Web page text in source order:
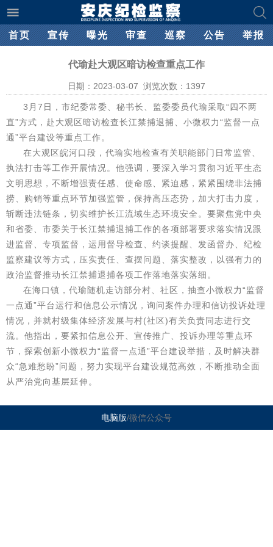
首页 宣传 曝光 审查 巡察 公告 举报
代瑜赴大观区暗访检查重点工作
日期：2023-03-07 浏览次数： 1397
3月7日，市纪委常委、秘书长、监委委员代瑜采取“四不两
直”方式，赴大观区暗访检查长江禁捕退捕、小微权力“监督一点
通”平台建设等重点工作。
在大观区皖河口段，代瑜实地检查有关职能部门日常监管、
执法打击等工作开展情况。他强调，要深入学习贯彻习近平生态
文明思想，不断增强责任感、使命感、紧迫感，紧紧围绕非法捕
捞、购销等重点环节加强监管，保持高压态势，加大打击力度，
斩断违法链条，切实维护长江流域生态环境安全。要聚焦党中央
和省委、市委关于长江禁捕退捕工作的各项部署要求落实情况跟
进监督、专项监督，运用督导检查、约谈提醒、发函督办、纪检
监察建议等方式，压实责任、查摆问题、落实整改，以强有力的
政治监督推动长江禁捕退捕各项工作落地落实落细。
在海口镇，代瑜随机走访部分村、社区，抽查小微权力“监督
一点通”平台运行和信息公示情况，询问案件办理和信访投诉处理
情况，并就村级集体经济发展与村(社区)有关负责同志进行交
流。他指出，要紧扣信息公开、宣传推广、投诉办理等重点环
节，探索创新小微权力“监督一点通”平台建设举措，及时解决群
众“急难愁盼”问题，努力实现平台建设规范高效，不断推动全面
从严治党向基层延伸。
电脑版/微信公众号